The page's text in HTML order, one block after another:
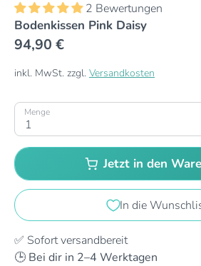
2 Bewertungen
Bodenkissen Pink Daisy
94,90 €
inkl. MwSt. zzgl. Versandkosten
Menge
1
Jetzt in den
In die
✅ Sofort versandbereit
🕒 Bei dir in 2–4 Werktagen